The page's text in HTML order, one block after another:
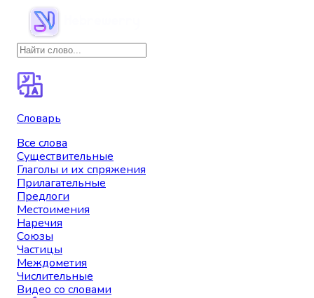
Словарь
Все слова
Существительные
Глаголы и их спряжения
Прилагательные
Предлоги
Местоимения
Наречия
Союзы
Частицы
Междометия
Числительные
Видео со словами